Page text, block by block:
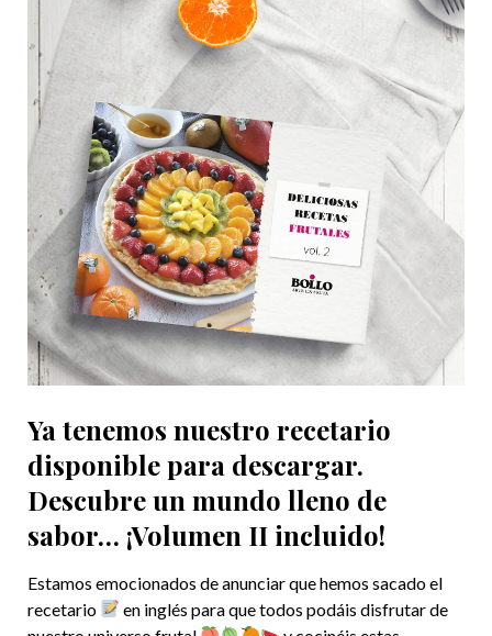
Ya tenemos nuestro recetario
disponible para descargar.
Descubre un mundo lleno de
sabor… ¡Volumen II incluido!
Estamos emocionados de anunciar que hemos sacado el
recetario
en inglés para que todos podáis disfrutar de